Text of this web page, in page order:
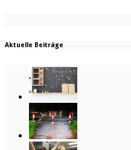
Aktuelle Beiträge